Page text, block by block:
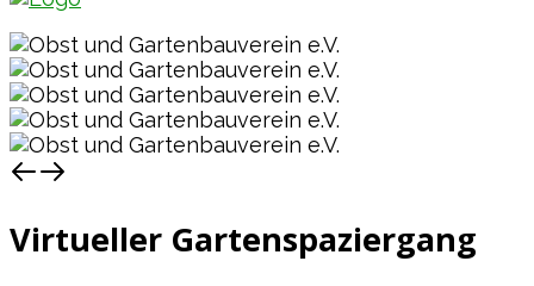
Virtueller Gartenspaziergang